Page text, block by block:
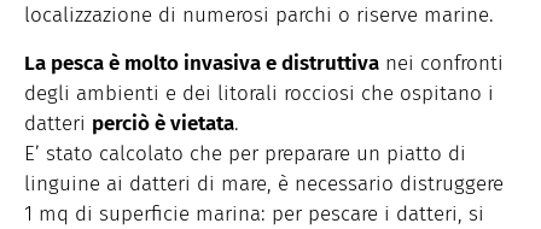
localizzazione di numerosi parchi o riserve marine.
La pesca è molto invasiva e distruttiva nei confronti
degli ambienti e dei litorali rocciosi che ospitano i
datteri perciò è vietata.
E’ stato calcolato che per preparare un piatto di
linguine ai datteri di mare, è necessario distruggere
1 mq di superficie marina: per pescare i datteri, si